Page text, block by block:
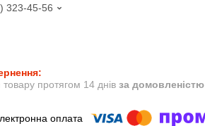
323-45-56
протягом 14 днів за домовленістю